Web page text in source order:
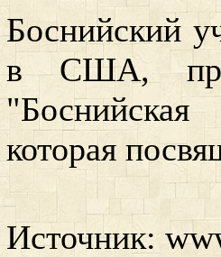
Боснийский
в США,
которая
Источник: